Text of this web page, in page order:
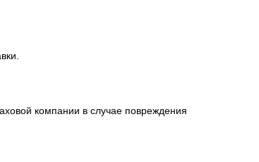
компании в случае повреждения